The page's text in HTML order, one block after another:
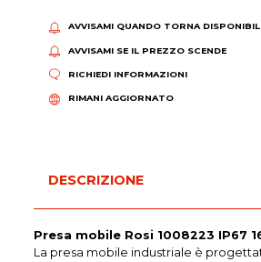
AVVISAMI QUANDO TORNA
AVVISAMI SE IL PREZZO SCENDE
RICHIEDI INFORMAZIONI
RIMANI AGGIORNATO
DESCRIZIONE
Presa mobile Rosi 1008223 IP67
La presa mobile industriale è